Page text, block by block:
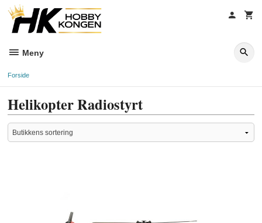
innholdet
Meny
Forside
Helikopter Radiostyrt